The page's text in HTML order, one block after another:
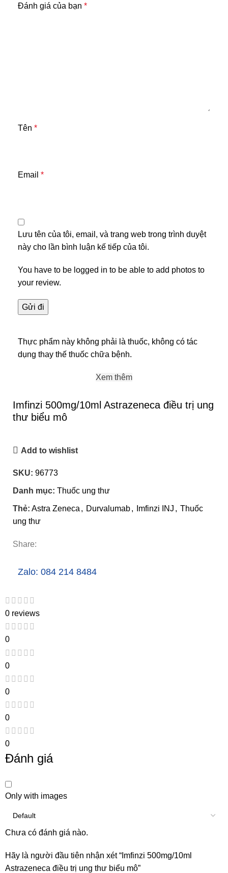
Đánh giá của bạn *
Tên *
Email *
Lưu tên của tôi, email, và trang web trong trình duyệt
này cho lần bình luận kế tiếp của tôi.
You have to be logged in to be able to add photos to
your review.
Thực phẩm này không phải là thuốc, không có tác
dụng thay thế thuốc chữa bệnh.
Xem thêm
Imfinzi 500mg/10ml Astrazeneca điều trị ung
thư biểu mô
Add to wishlist
SKU: 96773
Danh mục: Thuốc ung thư
Thẻ: Astra Zeneca , Durvalumab, Imfinzi INJ , Thuốc
ung thư
Share:
Zalo: 084 214 8484
0 reviews
0
0
0
0
0
Đánh giá
Only with images
Chưa có đánh giá nào.
Hãy là người đầu tiên nhận xét “Imfinzi 500mg/10ml
Astrazeneca điều trị ung thư biểu mô”